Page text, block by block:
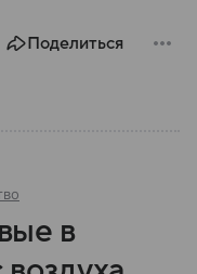
Поделиться
в